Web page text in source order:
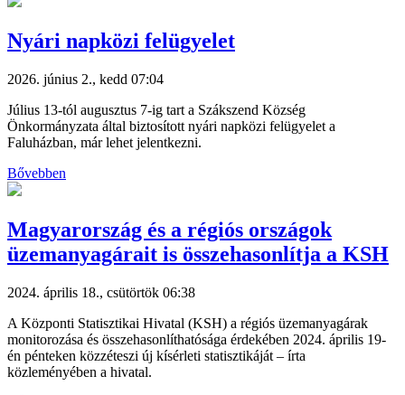
Nyári napközi felügyelet
2026. június 2., kedd 07:04
Július 13-tól augusztus 7-ig tart a Szákszend Község
Önkormányzata által biztosított nyári napközi felügyelet a
Faluházban, már lehet jelentkezni.
Bővebben
Magyarország és a régiós országok
üzemanyagárait is összehasonlítja a KSH
2024. április 18., csütörtök 06:38
A Központi Statisztikai Hivatal (KSH) a régiós üzemanyagárak
monitorozása és összehasonlíthatósága érdekében 2024. április 19-
én pénteken közzéteszi új kísérleti statisztikáját – írta
közleményében a hivatal.